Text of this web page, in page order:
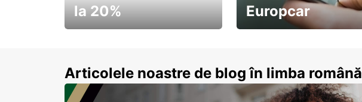
la 20%
Europcar
Articolele noastre de blog în limba română